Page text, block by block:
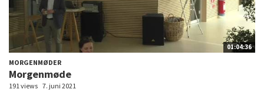
01:04:36
MORGENMØDER
Morgenmøde
191 views 7. juni 2021